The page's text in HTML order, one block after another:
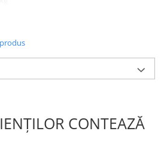
CONTEAZĂ